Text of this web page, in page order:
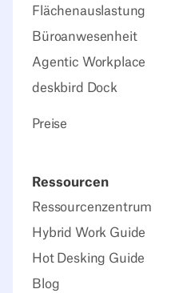
Flächenauslastung
Büroanwesenheit
Agentic Workplace
deskbird Dock
Preise
Ressourcen
Ressourcenzentrum
Hybrid Work Guide
Hot Desking Guide
Blog